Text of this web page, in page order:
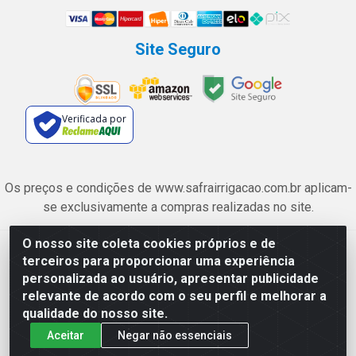
O nosso site coleta cookies próprios e de
terceiros para proporcionar uma experiência
personalizada ao usuário, apresentar publicidade
relevante de acordo com o seu perfil e melhorar a
qualidade do nosso site.
Aceitar
Negar não essenciais
Site Seguro
Verificada por
Os preços e condições de www.safrairrigacao.com.br aplicam-
se exclusivamente a compras realizadas no site.
Safra Agrícola e Pecuária LTDA - Avenida Castelo Branco, 5330 -
Esplanada dos Anicuns, Goiânia/GO - CEP 74.433-205 - CNPJ
06.315.490/0001-00